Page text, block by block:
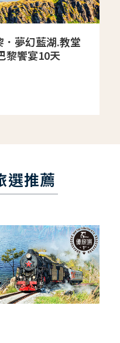
．夢幻藍湖.教堂
黎饗宴10天
選推薦